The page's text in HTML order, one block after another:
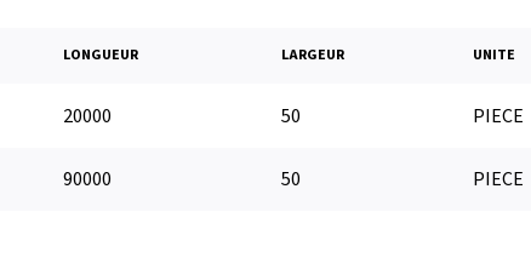
LONGUEUR LARGEUR UNITE
20000 50 PIECE
90000 50 PIECE